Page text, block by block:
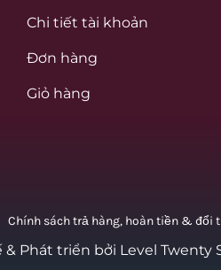
Chi tiết tài khoản
Đơn hàng
Giỏ hàng
Chính sách trả hàng, hoàn tiền & đổi
& Phát triển bởi Level Twenty